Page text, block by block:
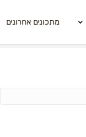
מתכונים אחרונים